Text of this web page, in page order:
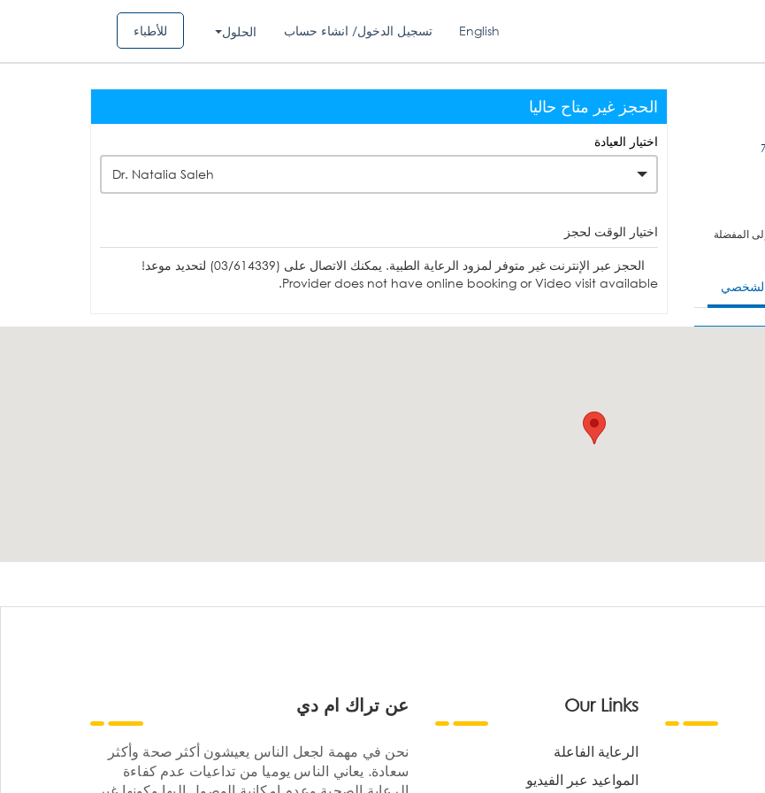
للأطباء الحلول تسجيل الدخول/ انشاء حساب English
المفضلة
الحجز غير متاح حاليا
اختيار العيادة
Dr. Natalia Saleh
اختيار الوقت لحجز
الحجز عبر الإنترنت غير متوفر لمزود الرعاية الطبية. يمكنك الاتصال على (03/614339) لتحديد موعد!
Provider does not have online booking or Video visit available.
عن تراك ام دي
نحن في مهمة لجعل الناس يعيشون أكثر صحة وأكثر
سعادة. يعاني الناس يوميا من تداعيات عدم كفاءة
Our Links
الرعاية الفاعلة
المواعيد عبر الفيديو